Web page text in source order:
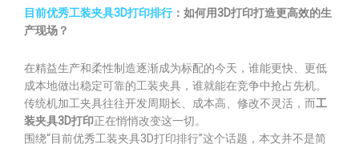
目前优秀工装夹具3D打印排行：如何用3D打印打造更高效的生
产现场？
在精益生产和柔性制造逐渐成为标配的今天，谁能更快、更低
成本地做出稳定可靠的工装夹具，谁就能在竞争中抢占先机。
传统机加工夹具往往开发周期长、成本高、修改不灵活，而工
装夹具3D打印正在悄悄改变这一切。
围绕“目前优秀工装夹具3D打印排行”这个话题，本文并不是简